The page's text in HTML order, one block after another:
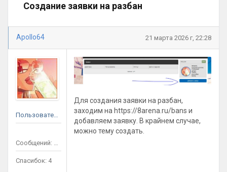
Создание заявки на разбан
Apollo64 21 марта 2026 г, 22:28
Пользователь
Сообщений: 11
Спасибок: 4
Для создания заявки на разбан,
заходим на https://8arena.ru/bans и
добавляем заявку. В крайнем случае,
можно тему создать.